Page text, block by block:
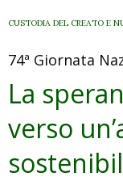
CUSTODIA DEL CREATO E
74ª Giornata
La
verso